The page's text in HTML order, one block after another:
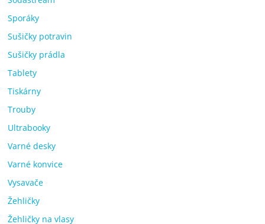
Sporáky
Sušičky potravin
Sušičky prádla
Tablety
Tiskárny
Trouby
Ultrabooky
Varné desky
Varné konvice
Vysavače
Žehličky
Žehličky na vlasy